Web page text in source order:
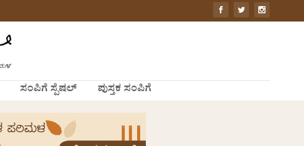
ಸಂಪಿಗೆ ಸ್ಪೆಷಲ್ ಪುಸ್ತಕ ಸಂಪಿಗೆ